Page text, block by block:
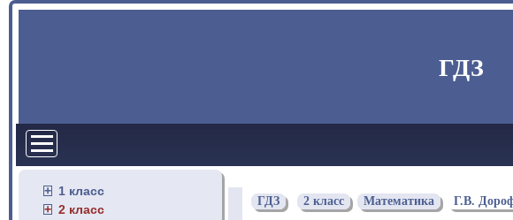
ГДЗ
1 класс
2 класс
ГДЗ 2 класс Математика Г.В.